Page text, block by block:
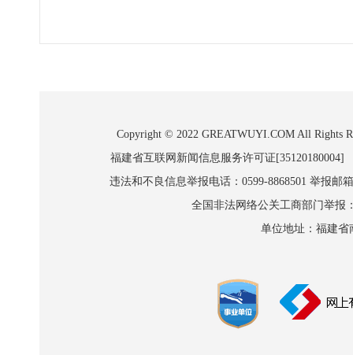
Copyright © 2022 GREATWUYI.COM All Rights
福建省互联网新闻信息服务许可证
违法和不良信息举报电话：0599-8868501 举报邮
全国非法网络公关工商部门举报
单位地址：福建省